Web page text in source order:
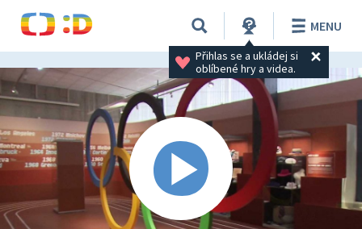
Přihlas se a ukládej si
oblíbené hry a videa.
MENU